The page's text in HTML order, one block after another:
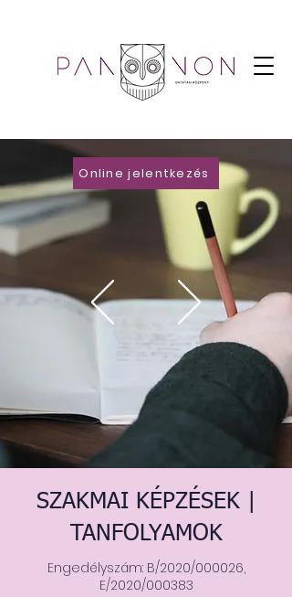
Online jelentkezés
SZAKMAI KÉPZÉSEK |
TANFOLYAMOK
Engedélyszám: B/2020/000026,
E/2020/000383